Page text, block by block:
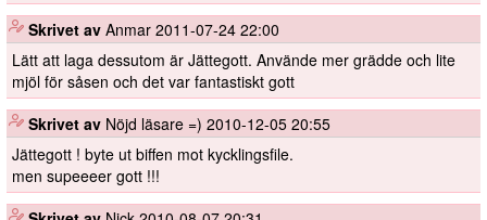
Skrivet av Anmar 2011-07-24 22:00
Lätt att laga dessutom är Jättegott. Använde mer grädde och lite
mjöl för såsen och det var fantastiskt gott
Skrivet av Nöjd läsare =) 2010-12-05 20:55
Jättegott ! byte ut biffen mot kycklingsfile.
men supeeeer gott !!!